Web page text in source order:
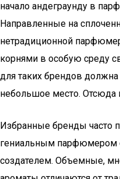
начало андеграунду в
Направленные на
нетрадиционной
корнями в особую среду
для таких брендов
небольшое место. Отсюда
Избранные бренды часто
гениальным парфюмером
создателем. Объемные,